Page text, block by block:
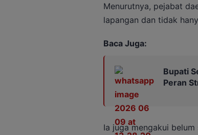
Menurutnya, pejabat
lapangan dan tidak
Baca Juga:
Bupati
Peran
Ia juga mengakui